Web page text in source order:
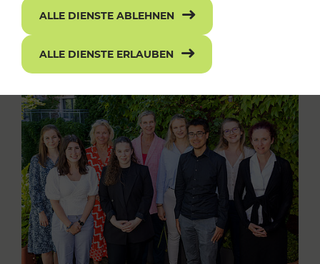
ALLE DIENSTE ABLEHNEN
ALLE DIENSTE ERLAUBEN